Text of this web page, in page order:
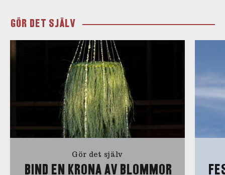
GÖR DET SJÄLV
Gör det själv
BIND EN KRONA AV BLOMMOR